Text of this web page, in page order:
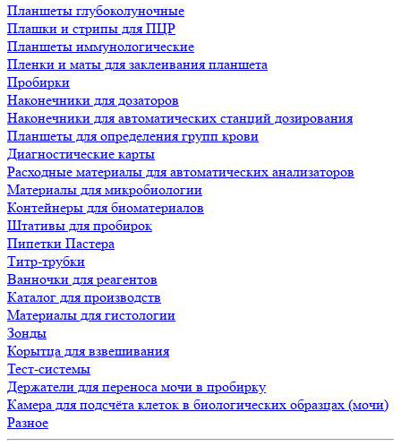
Планшеты глубоколуночные
Плашки и стрипы для ПЦР
Планшеты иммунологические
Пленки и маты для заклеивания планшета
Пробирки
Наконечники для дозаторов
Наконечники для автоматических станций дозирования
Планшеты для определения групп крови
Диагностические карты
Расходные материалы для автоматических анализаторов
Материалы для микробиологии
Контейнеры для биоматериалов
Штативы для пробирок
Пипетки Пастера
Титр-трубки
Ванночки для реагентов
Каталог для производств
Материалы для гистологии
Зонды
Корытца для взвешивания
Тест-системы
Держатели для переноса мочи в пробирку
Камера для подсчёта клеток в биологических образцах (мочи)
Разное